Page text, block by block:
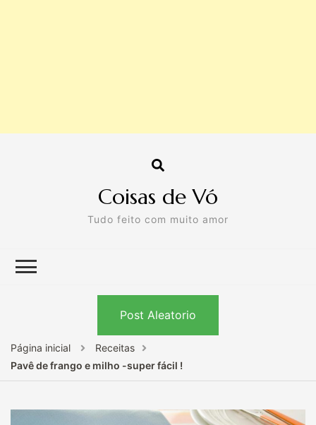
Coisas de Vó
Tudo feito com muito amor
Post Aleatorio
Página inicial
Receitas
Pavê de frango e milho -super fácil !